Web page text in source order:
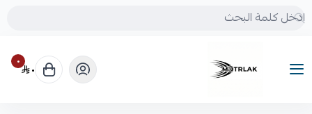
Motrlak
٠ ٠